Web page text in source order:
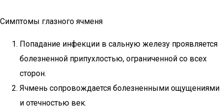
Симптомы глазного ячменя
Попадание инфекции в сальную железу проявляется
болезненной припухлостью, ограниченной со всех
сторон.
Ячмень сопровождается болезненными ощущениями
и отечностью век.